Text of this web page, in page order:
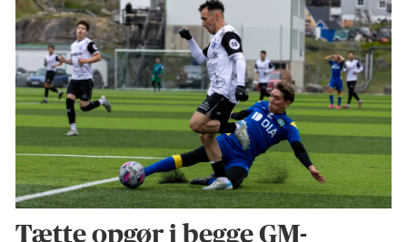
Tætte opgør i begge GM-